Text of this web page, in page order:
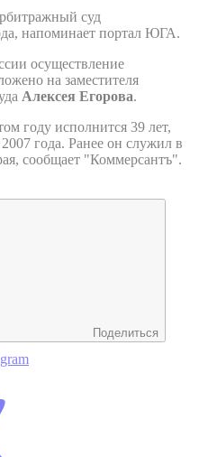
суд
напоминает портал ЮГА.
осуществление
на заместителя
Алексея Егорова.
году исполнится 39 лет,
года. Ранее он служил в
сообщает "Коммерсантъ".
Поделиться